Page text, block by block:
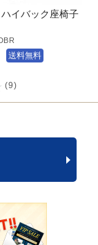
イバック座椅子
送料無料
(9)